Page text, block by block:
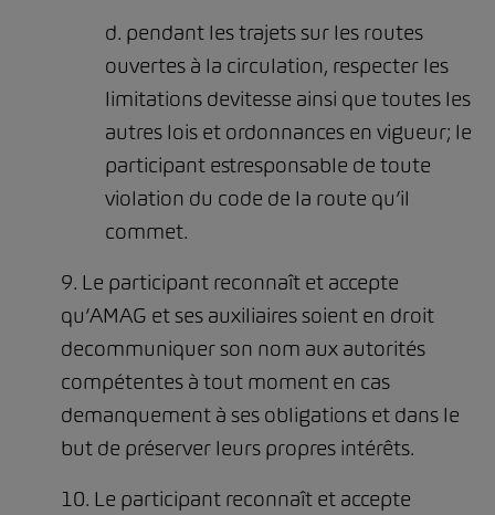
d. pendant les trajets sur les routes
ouvertes à la circulation, respecter les
limitations devitesse ainsi que toutes les
autres lois et ordonnances en vigueur; le
participant estresponsable de toute
violation du code de la route qu’il
commet.
9. Le participant reconnaît et accepte
qu’AMAG et ses auxiliaires soient en droit
decommuniquer son nom aux autorités
compétentes à tout moment en cas
demanquement à ses obligations et dans le
but de préserver leurs propres intérêts.
10. Le participant reconnaît et accepte